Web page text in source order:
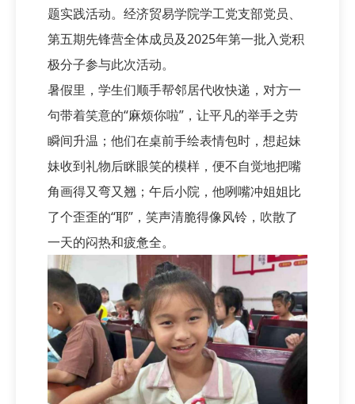
题实践活动。经济贸易学院学工党支部党员、
第五期先锋营全体成员及2025年第一批入党积
极分子参与此次活动。
暑假里，学生们顺手帮邻居代收快递，对方一
句带着笑意的“麻烦你啦”，让平凡的举手之劳
瞬间升温；他们在桌前手绘表情包时，想起妹
妹收到礼物后眯眼笑的模样，便不自觉地把嘴
角画得又弯又翘；午后小院，他咧嘴冲姐姐比
了个歪歪的“耶”，笑声清脆得像风铃，吹散了
一天的闷热和疲惫全。